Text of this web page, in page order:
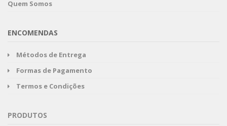
Quem Somos
ENCOMENDAS
Métodos de Entrega
Formas de Pagamento
Termos e Condições
PRODUTOS